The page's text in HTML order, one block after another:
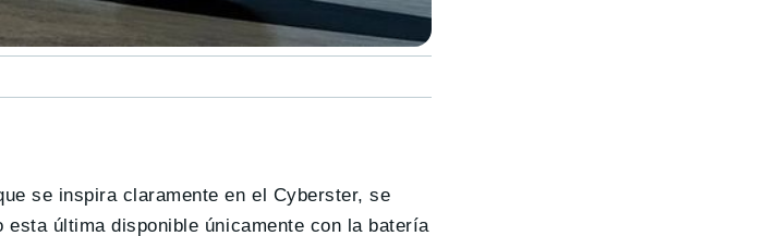
se inspira claramente en el Cyberster, se
esta última disponible únicamente con la batería